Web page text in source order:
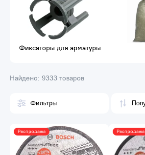
Фиксаторы для арматуры
Найдено: 9333 товаров
Фильтры
Распродажа Распродажа